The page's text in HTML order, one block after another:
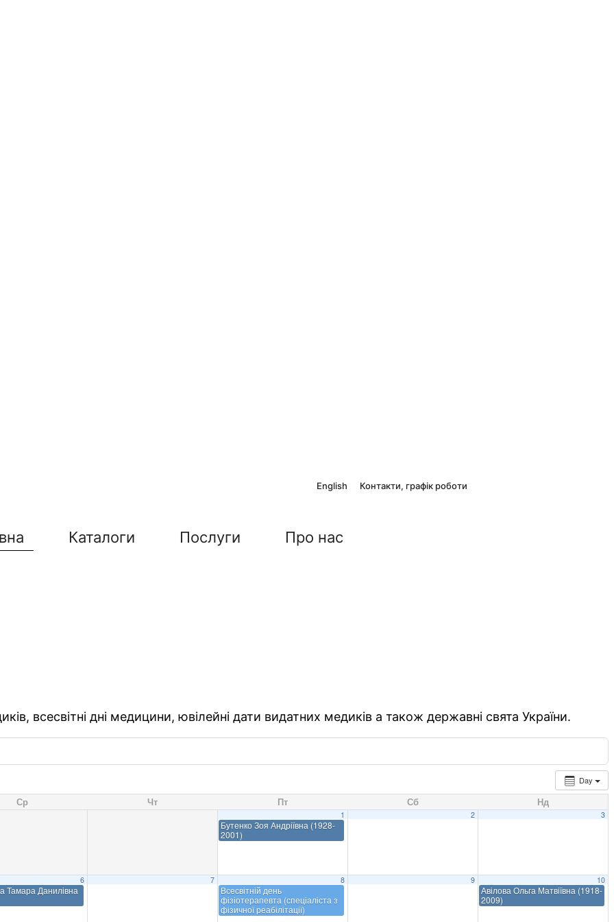
English Контакти, графік роботи
Каталоги Послуги Про нас
всесвітні дні медицини, ювілейні дати видатних медиків а також державні свята України.
Day
Ср Чт Пт Сб Нд
1
Бутенко Зоя Андріївна (1928-
2001)
2 3
6
Тамара Данилівна
7 8
Всесвітній день
фізіотерапевта (спеціаліста з
фізичної реабілітації)
9 10
Авілова Ольга Матвіївна (1918-
2009)